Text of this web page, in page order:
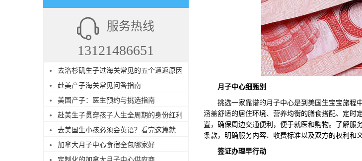
服务热线
13121486651
去洛杉矶生子过海关常见的五个遣返原因
赴美产子海关常见问答指南
美国产子：医生预约与挑选指南
赴美生子贯穿孩子人生全周期的身份红利
去美国生小孩必须会英语？看完这篇就不焦虑了
加拿大月子中心食宿全包哪家好
月子中心细甄别
挑选一家靠谱的月子中心是到美国生宝宝旅程中
涵盖舒适的居住环境、营养均衡的膳食搭配、定时
置，确保周边交通便利，便于就医和购物。了解服
条款，明确服务内容、收费标准以及双方的权利和
签证办理早行动